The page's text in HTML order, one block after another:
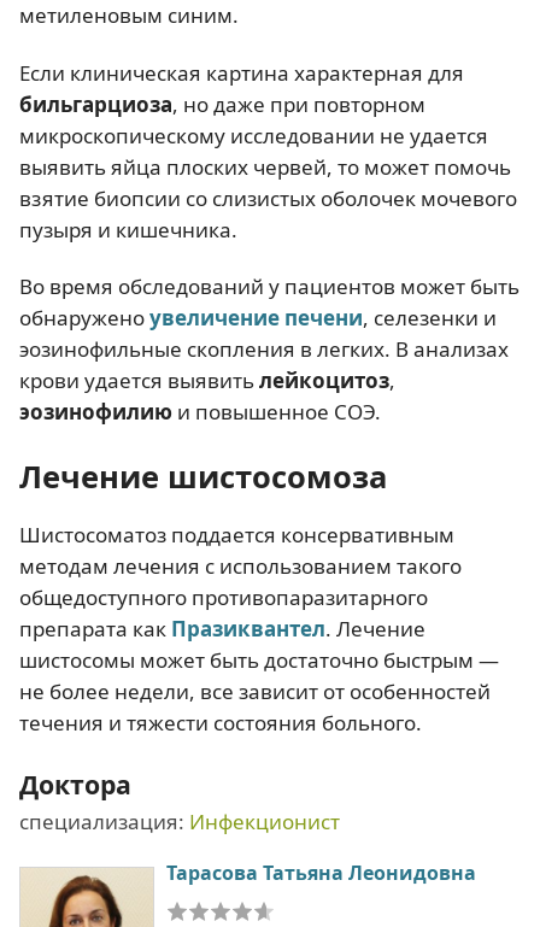
метиленовым синим.
Если клиническая картина характерная для
бильгарциоза, но даже при повторном
микроскопическому исследовании не удается
выявить яйца плоских червей, то может помочь
взятие биопсии со слизистых оболочек мочевого
пузыря и кишечника.
Во время обследований у пациентов может быть
обнаруженоувеличение печени, селезенки и
эозинофильные скопления в легких. В анализах
крови удается выявитьлейкоцитоз,
эозинофилию и повышенное СОЭ.
Лечение шистосомоза
Шистосоматоз поддается консервативным
методам лечения с использованием такого
общедоступного противопаразитарного
препарата как Празиквантел. Лечение
шистосомы может быть достаточно быстрым —
не более недели, все зависит от особенностей
течения и тяжести состояния больного.
Доктора
специализация: Инфекционист
Тарасова Татьяна Леонидовна